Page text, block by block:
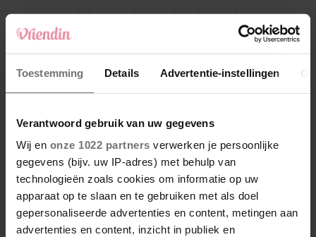
Toestemming Details Advertentie-instellingen
Verantwoord gebruik van uw gegevens
Wij en onze 1022 partners verwerken je persoonlijke
gegevens (bijv. uw IP-adres) met behulp van
technologieën zoals cookies om informatie op uw
apparaat op te slaan en te gebruiken met als doel
gepersonaliseerde advertenties en content, metingen aan
advertenties en content, inzicht in publiek en
4 Makelaar Mandy: ‘Een bericht van de BN’er.
Een foto. Mijn lijf reageert’
5 Makelaar Mandy: ‘Vrijdagavond belde Bart.
Hij sprak eng kalm’
Nieuw